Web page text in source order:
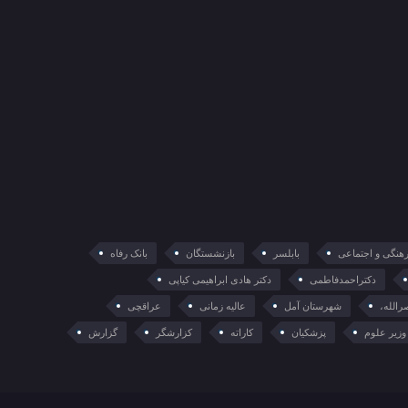
و اجتماعی بابلسر بازنشستگان بانک رفاه
دکتراحمدفاطمی دکتر هادی ابراهیمی کیاپی
شهرستان آمل عالیه زمانی عراقچی
وزیر علوم پزشکیان کاراته کزارشگر گزارش